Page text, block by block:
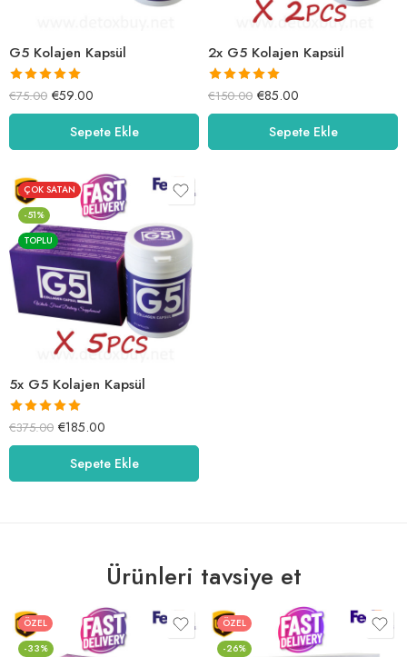
G5 Kolajen Kapsül
5 üzerinden
5.00oy aldı
€75.00 €59.00
Sepete Ekle
2x G5 Kolajen Kapsül
5 üzerinden
5.00oy aldı
€150.00 €85.00
Sepete Ekle
ÇOK SATAN
-51%
TOPLU
5x G5 Kolajen Kapsül
5 üzerinden
5.00oy aldı
€375.00 €185.00
Sepete Ekle
Ürünleri tavsiye et
ÖZEL
-33%
ÖZEL
-26%